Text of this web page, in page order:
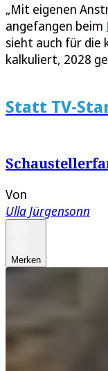
„Mit eigenen
angefangen beim
sieht auch für die
kalkuliert, 2028
Statt TV-
Von
Ulla Jürgensonn
Merken